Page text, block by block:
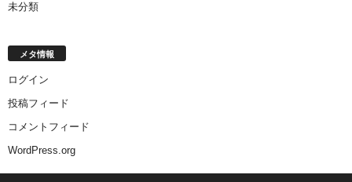
未分類
メタ情報
ログイン
投稿フィード
コメントフィード
WordPress.org